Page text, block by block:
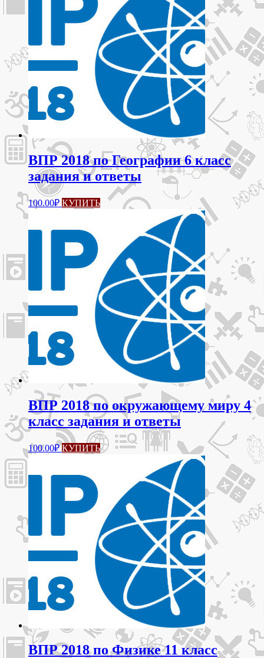
ВПР 2018 по Географии 6 класс
задания и ответы
100.00₽ КУПИТЬ
ВПР 2018 по окружающему миру 4
класс задания и ответы
100.00₽ КУПИТЬ
ВПР 2018 по Физике 11 класс